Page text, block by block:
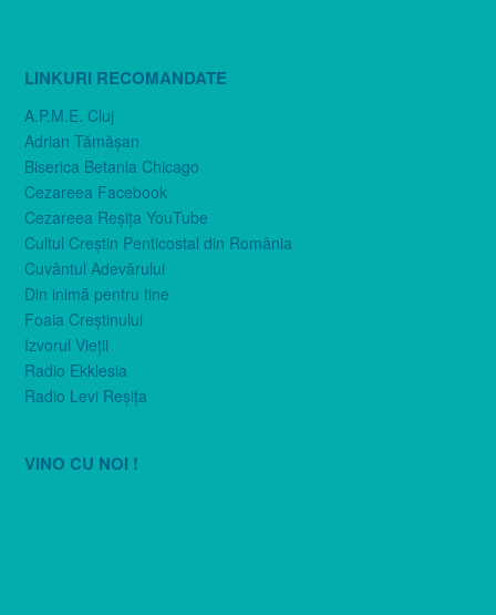
LINKURI RECOMANDATE
A.P.M.E. Cluj
Adrian Tămăşan
Biserica Betania Chicago
Cezareea Facebook
Cezareea Reşiţa YouTube
Cultul Creştin Penticostal din România
Cuvântul Adevărului
Din inimă pentru tine
Foaia Creştinului
Izvorul Vieţii
Radio Ekklesia
Radio Levi Reşiţa
VINO CU NOI !